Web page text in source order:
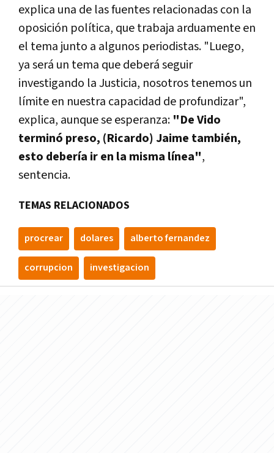
explica una de las fuentes relacionadas con la
oposición política, que trabaja arduamente en
el tema junto a algunos periodistas. "Luego,
ya será un tema que deberá seguir
investigando la Justicia, nosotros tenemos un
límite en nuestra capacidad de profundizar",
explica, aunque se esperanza: "De Vido
terminó preso, (Ricardo) Jaime también,
esto debería ir en la misma línea",
sentencia.
TEMAS RELACIONADOS
procrear dolares alberto fernandez
corrupcion investigacion